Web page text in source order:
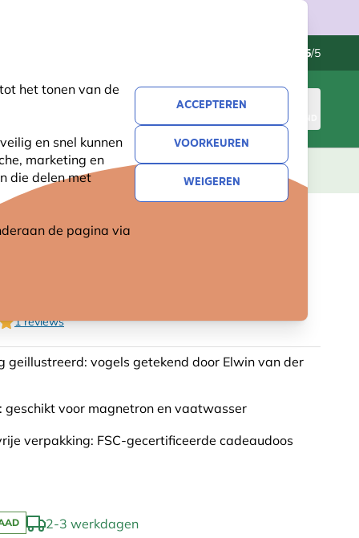
het tonen van de
en snel kunnen
marketing en
die delen met
de pagina via
ACCEPTEREN
VOORKEUREN
WEIGEREN
4.5/5
WINKELMAND
CADEAUS NIEUW SALE
1 reviews
geillustreerd: vogels getekend door Elwin van der
geschikt voor magnetron en vaatwasser
verpakking: FSC-gecertificeerde cadeaudoos
2-3 werkdagen